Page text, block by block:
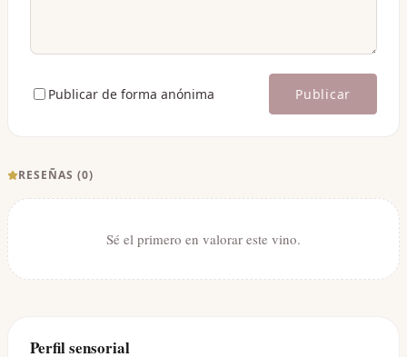
Publicar de forma anónima Publicar
RESEÑAS (0)
Sé el primero en valorar este vino.
Perfil sensorial